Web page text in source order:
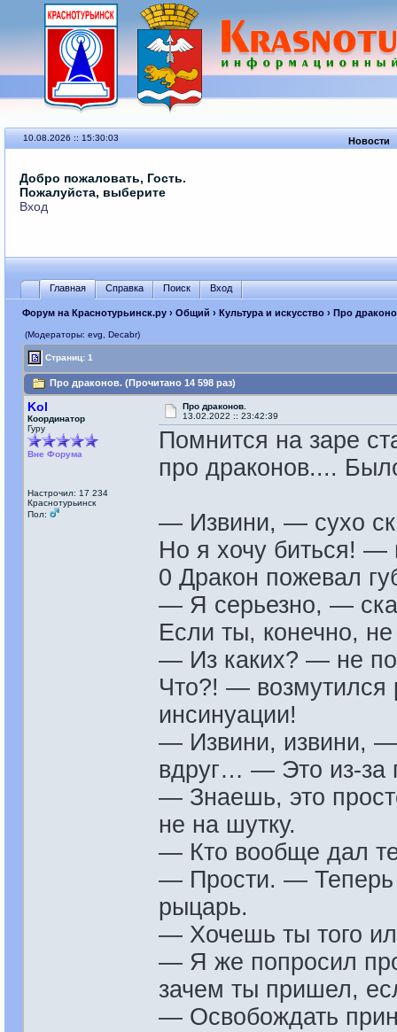
10.08.2026 :: 15:30:03 Новости
Добро пожаловать, Гость.
Пожалуйста, выберите
Вход
Главная Справка Поиск Вход
Форум на Краснотурьинск.ру› Общий › Культура и искусство› Про
(Модераторы: evg, Decabr)
Страниц: 1
Про драконов. (Прочитано 14 598 раз)
Kol
Координатор
Гуру
Вне Форума
Настрочил: 17 234
Краснотурьинск
Пол:
Про драконов.
13.02.2022 :: 23:42:39
Помнится на заре
про драконов....
— Извини, — сухо
Но я хочу биться!
0 Дракон пожевал
— Я серьезно, —
Если ты, конечно,
— Из каких? — не
Что?! —
инсинуации!
— Извини, извини,
вдруг… — Это из-
— Знаешь, это
не на шутку.
— Кто вообще дал
— Прости. — Теперь
рыцарь.
— Хочешь ты того
— Я же попросил
зачем ты пришел,
— Освобождать